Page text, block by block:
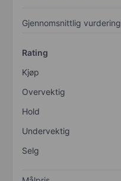
Gjennomsnittlig vurdering
Rating
Kjøp
Overvektig
Hold
Undervektig
Selg